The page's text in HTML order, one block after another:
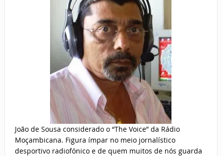
João de Sousa considerado o “The Voice” da Rádio
Moçambicana. Figura ímpar no meio jornalístico
desportivo radiofónico e de quem muitos de nós guarda